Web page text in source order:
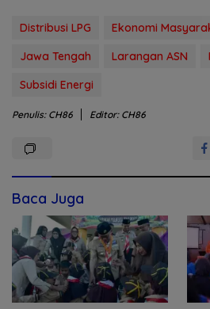
Distribusi LPG Ekonomi
Jawa Tengah
Larangan ASN
Subsidi Energi
Penulis: CH86 Editor: CH86
Baca Juga